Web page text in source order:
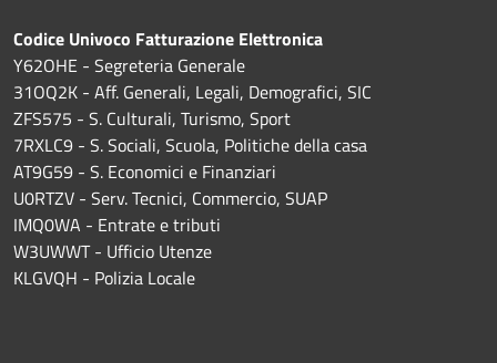
Codice Univoco Fatturazione Elettronica
Y62OHE - Segreteria Generale
31OQ2K - Aff. Generali, Legali, Demografici, SIC
ZFS575 - S. Culturali, Turismo, Sport
7RXLC9 - S. Sociali, Scuola, Politiche della casa
AT9G59 - S. Economici e Finanziari
U0RTZV - Serv. Tecnici, Commercio, SUAP
IMQ0WA - Entrate e tributi
W3UWWT - Ufficio Utenze
KLGVQH - Polizia Locale